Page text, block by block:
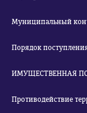
Муниципальный
Порядок
ИМУЩЕСТВЕННАЯ
Противодействие